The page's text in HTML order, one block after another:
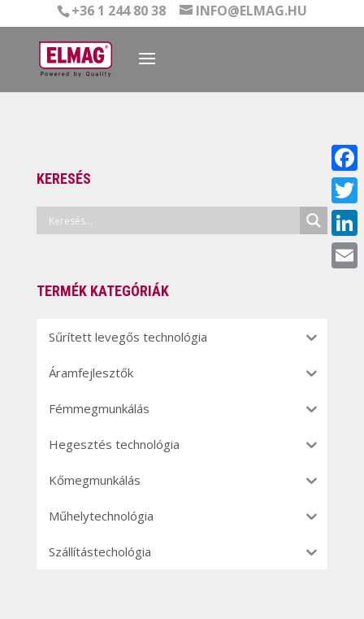
+36 1 244 80 38 INFO@ELMAG.HU
KERESÉS
TERMÉK KATEGÓRIÁK
Sűrített levegős technológia
Áramfejlesztők
Fémmegmunkálás
Hegesztés technológia
Kőmegmunkálás
Műhelytechnológia
Szállítástechológia